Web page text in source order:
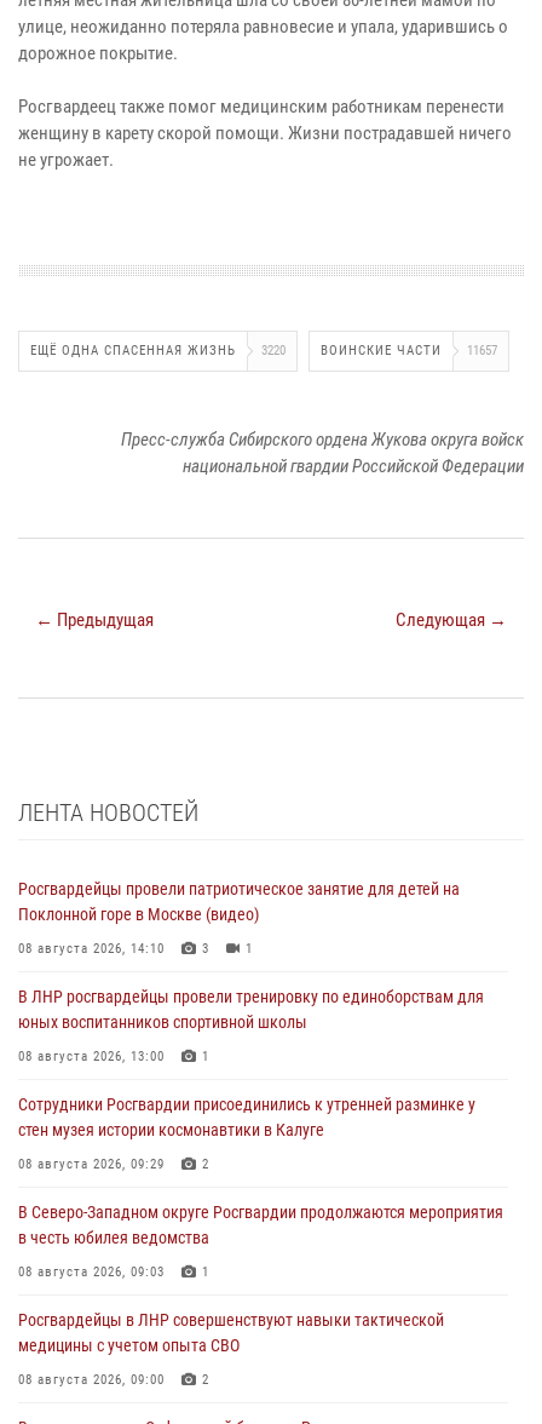
улице, неожиданно потеряла равновесие и упала, ударившись о
дорожное покрытие.
Росгвардеец также помог медицинским работникам перенести
женщину в карету скорой помощи. Жизни пострадавшей ничего
не угрожает.
ЕЩЁ ОДНА СПАСЕННАЯ ЖИЗНЬ 3220 ВОИНСКИЕ ЧАСТИ 11657
Пресс-служба Сибирского ордена Жукова округа войск
национальной гвардии Российской Федерации
← Предыдущая Следующая →
ЛЕНТА НОВОСТЕЙ
Росгвардейцы провели патриотическое занятие для детей на
Поклонной горе в Москве (видео)
08 августа 2026, 14:10 3 1
В ЛНР росгвардейцы провели тренировку по единоборствам для
юных воспитанников спортивной школы
08 августа 2026, 13:00 1
Сотрудники Росгвардии присоединились к утренней разминке у
стен музея истории космонавтики в Калуге
08 августа 2026, 09:29 2
В Северо-Западном округе Росгвардии продолжаются мероприятия
в честь юбилея ведомства
08 августа 2026, 09:03 1
Росгвардейцы в ЛНР совершенствуют навыки тактической
медицины с учетом опыта СВО
08 августа 2026, 09:00 2